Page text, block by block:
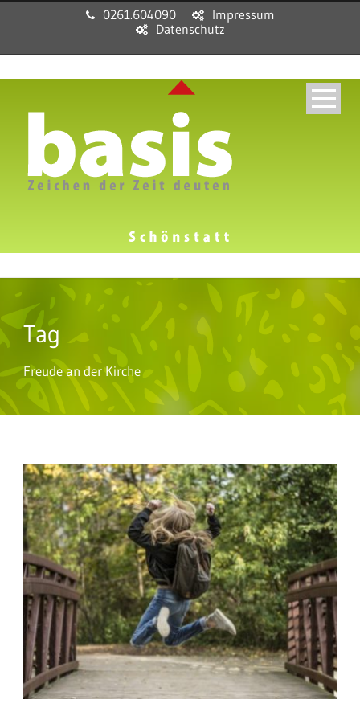
0261.604090
Impressum
Datenschutz
Tag
Freude an der Kirche